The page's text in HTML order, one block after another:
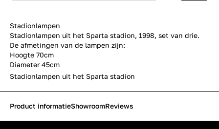
Stadionlampen
Stadionlampen uit het Sparta stadion, 1998, set van drie.
De afmetingen van de lampen zijn:
Hoogte 70cm
Diameter 45cm
Stadionlampen uit het Sparta stadion
Product informatieShowroomReviews